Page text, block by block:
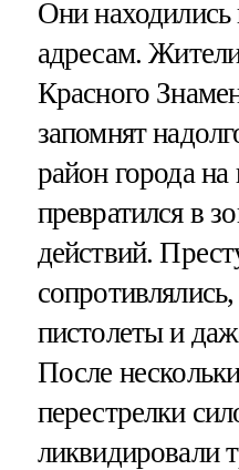
Они
адресам.
Красного
запомнят
район города на
превратился в
действий.
пистолеты и
После
перестрелки
ликвидировали